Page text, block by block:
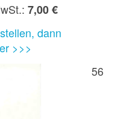
7,00 €
dann
>>>
56